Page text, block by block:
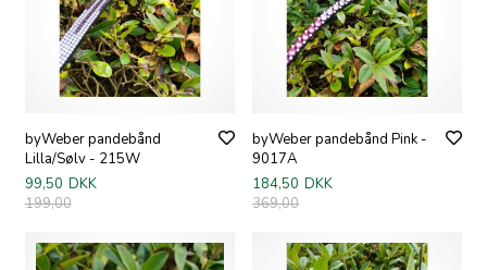
byWeber pandebånd
Lilla/Sølv - 215W
99,50 DKK
199,00
byWeber pandebånd Pink -
9017A
184,50 DKK
369,00